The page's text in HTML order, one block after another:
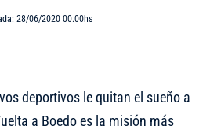
28/06/2020 00.00hs
deportivos le quitan el sueño a
a Boedo es la misión más